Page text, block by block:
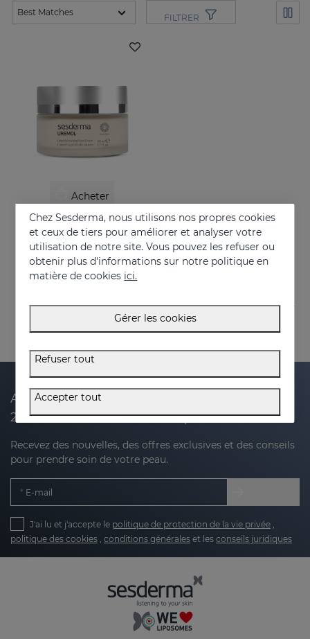
FILTRER
Acheter
UREMOL Crème Faciale Ultrahydrante
Soin quotidien de la peau sèche et très sèche
26.95 €
Abonnez-vous à notre newsletter et recevez
20 % de réduction sur votre prochain achat
Recevez des nouvelles, des offres exclusives et des conseils
pour prendre soin de votre peau.
E-mail
J'ai lu et j'accepte le politique de protection de la vie privée ,
politique des cookies , conditions générales et les conseils juridiques
Chez Sesderma, nous utilisons nos propres cookies
et ceux de tiers pour améliorer et analyser votre
utilisation de notre site. Vous pouvez les refuser ou
obtenir plus d'informations sur notre politique en
matière de cookies ici.
Gérer les cookies
Refuser tout
Accepter tout